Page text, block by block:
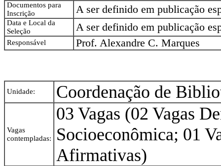
Documentos para
Inscrição
A ser definido em publicação
Data e Local da
Seleção
A ser definido em publicação
Responsável Prof. Alexandre C. Marques
Unidade: Coordenação de
Vagas
contempladas:
03 Vagas (02 Vagas
Socioeconômica; 01
Afirmativas)